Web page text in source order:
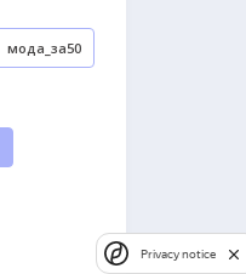
мода_за50
Privacy notice